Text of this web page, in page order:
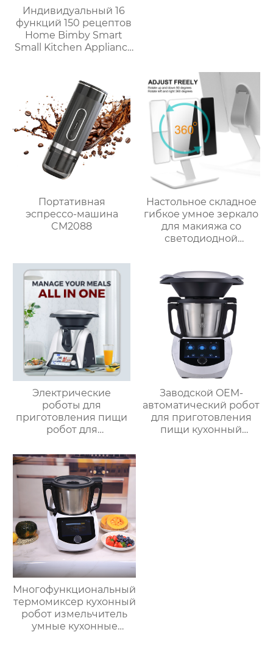
Индивидуальный 16
функций 150 рецептов
Home Bimby Smart
Small Kitchen Appliance
кухонный комбайн
Термопроцессор
Портативная
эспрессо-машина
CM2088
Настольное складное
гибкое умное зеркало
для макияжа со
светодиодной
Электрические
роботы для
приготовления пищи
робот для
кухня Китай
высокоскоростной
супница кухонный
комбайн кухонная
техника Термомиксер
Заводской OEM-
автоматический робот
для приготовления
пищи кухонный
Многофункциональный
термомиксер кухонный
робот измельчитель
умные кухонные